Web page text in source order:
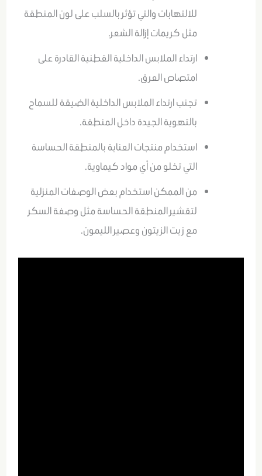
للالتهابات والتي تؤثر بالسلب على لون المنطقة
مثل كريمات إزالة الشعر.
ارتداء الملابس الداخلية القطنية القادرة على
امتصاص العرق.
تجنب ارتداء الملابس الداخلية الضيقة للسماح
بالتهوية الجيدة داخل المنطقة.
استخدام منتجات العناية بالمنطقة الحساسة
التي تخلو من أي مواد كيماوية.
من الممكن استخدام بعض الوصفات المنزلية
لتقشير المنطقة الحساسة مثل وصفة السكر
مع زيت الزيتون وعصير الليمون.